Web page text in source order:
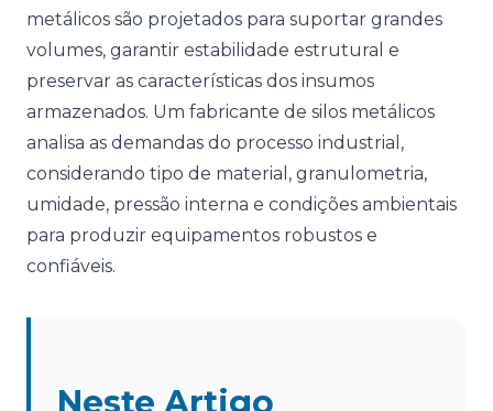
metálicos são projetados para suportar grandes
volumes, garantir estabilidade estrutural e
preservar as características dos insumos
armazenados. Um fabricante de silos metálicos
analisa as demandas do processo industrial,
considerando tipo de material, granulometria,
umidade, pressão interna e condições ambientais
para produzir equipamentos robustos e
confiáveis.
Neste Artigo